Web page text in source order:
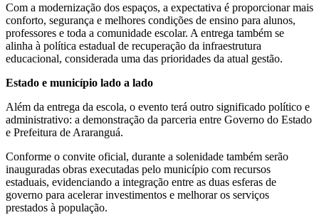
Com a modernização dos espaços, a expectativa é proporcionar mais
conforto, segurança e melhores condições de ensino para alunos,
professores e toda a comunidade escolar. A entrega também se
alinha à política estadual de recuperação da infraestrutura
educacional, considerada uma das prioridades da atual gestão.
Estado e município lado a lado
Além da entrega da escola, o evento terá outro significado político e
administrativo: a demonstração da parceria entre Governo do Estado
e Prefeitura de Araranguá.
Conforme o convite oficial, durante a solenidade também serão
inauguradas obras executadas pelo município com recursos
estaduais, evidenciando a integração entre as duas esferas de
governo para acelerar investimentos e melhorar os serviços
prestados à população.